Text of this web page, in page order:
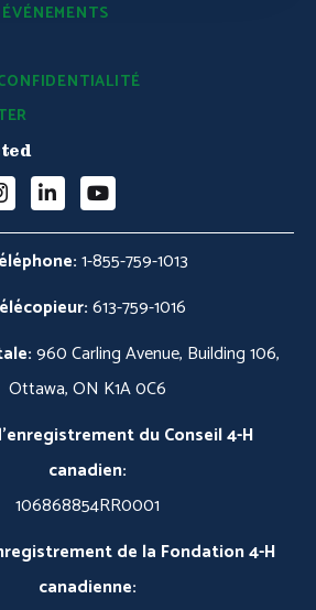
1-855-759-1013
613-759-1016
960 Carling Avenue, Building 106,
Ottawa, ON K1A 0C6
du Conseil 4-H
canadien:
106868854RR0001
de la Fondation 4-H
canadienne: